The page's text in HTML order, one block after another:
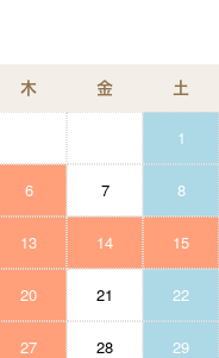
木 金 土
1
6 7 8
13 14 15
20 21 22
27 28 29